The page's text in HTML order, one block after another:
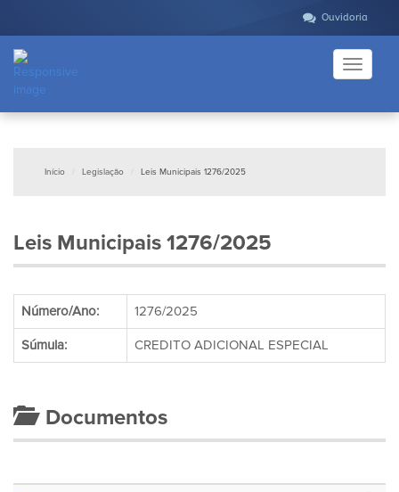
Ouvidoria
Toggle
Início Legislação Leis Municipais 1276/2025
Leis Municipais 1276/2025
Número/Ano: 1276/2025
Súmula: CREDITO ADICIONAL ESPECIAL
Documentos